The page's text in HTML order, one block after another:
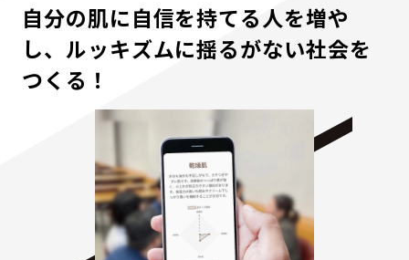
自分の肌に自信を持てる人を増や
し、ルッキズムに揺るがない社会を
つくる！